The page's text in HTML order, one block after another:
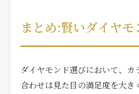
まとめ:賢いダイヤ
ダイヤモンド選びにおいて、カ
合わせは見た目の満足度を大き